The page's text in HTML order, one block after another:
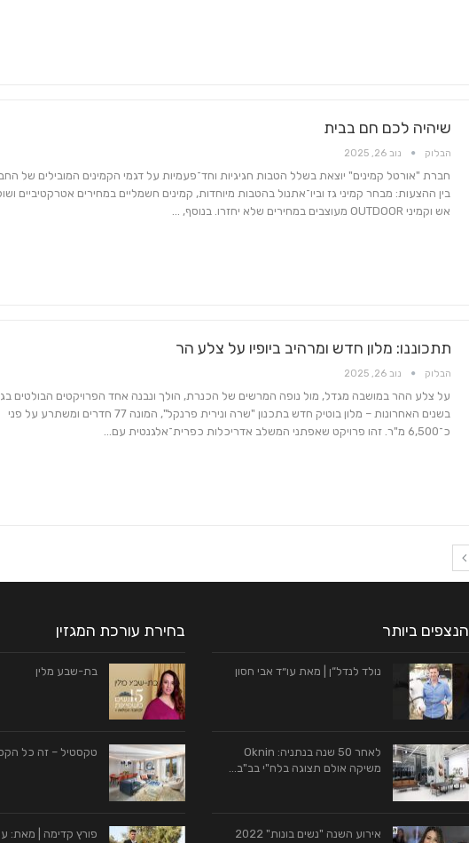
שיהיה לכם חם בבית
הבלוק נוב 26, 2025
חברת "אורטל קמינים" יוצאת בשלל הטבות חגיגיות וחד־פעמיות על דגמי הקמינים המובילים של
בין ההצעות: מבחר קמיני גז וביו־אתנול בהטבות מיוחדות, קמינים חשמליים במחירים אטרקטיביים
אש וקמיני OUTDOOR מעוצבים במחירים שלא יחזרו. בנוסף, …
תתכוננו: מלון חדש ומרהיב ביופיו על צלע הר
הבלוק נוב 26, 2025
על צלע ההר במושבה מגדל, מול נופה המרשים של הכנרת, הולך ונבנה אחד הפרויקטים הבולטים
בשנים האחרונות – מלון בוטיק חדש בתכנון "שרה ונירית פרנקל", המונה 77 חדרים ומשתרע על פני
כ־6,500 מ"ר. זהו פרויקט שאפתני המשלב אדריכלות כפרית־אלגנטית עם…
הנצפים ביותר
נולד לנדל“ן | מאת עו״ד אבי חסון
לאחר 50 שנה בנתניה: Oknin
משיקה אולם תצוגה בלח"י בב"ב…
אירוע השנה "נשים בונות" 2022
בחירת עורכת המגזין
בת-שבע מלין
טקסטיל – זה כל
פורץ קדימה | מאת: